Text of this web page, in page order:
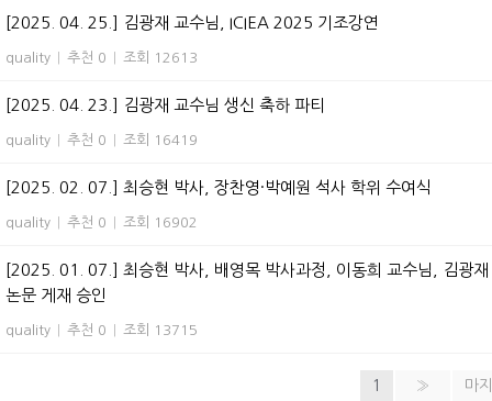
[2025. 04. 25.] 김광재 교수님, ICIEA 2025 기조강연
quality 추천 0 조회 12613
[2025. 04. 23.] 김광재 교수님 생신 축하 파티
quality 추천 0 조회 16419
[2025. 02. 07.] 최승현 박사, 장찬영·박예원 석사 학위 수여식
quality 추천 0 조회 16902
[2025. 01. 07.] 최승현 박사, 배영목 박사과정, 이동희 교수님, 김
논문 게재 승인
quality 추천 0 조회 13715
1 » 마